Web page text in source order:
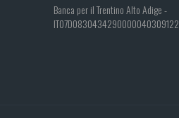
Banca per il Trentino Alto Adige -
IT07D0830434290000040309122